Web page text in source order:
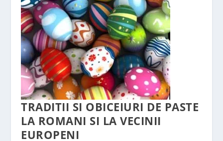
TRADITII SI OBICEIURI DE PASTE
LA ROMANI SI LA VECINII
EUROPENI